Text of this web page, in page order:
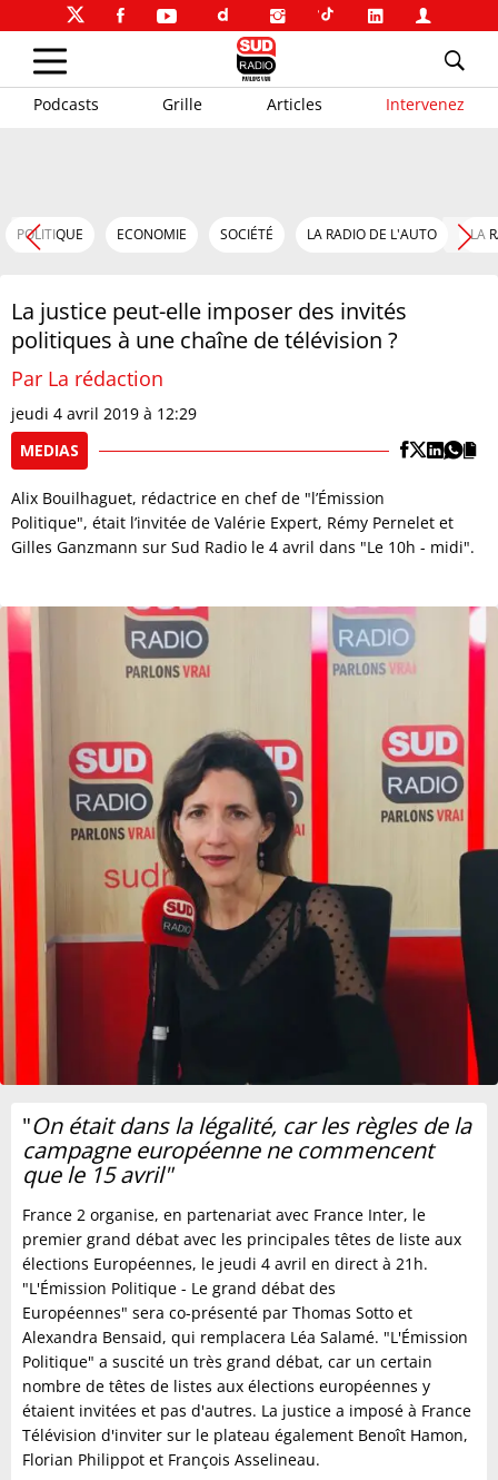
Podcasts Grille Articles Intervenez
POLITIQUE ECONOMIE SOCIÉTÉ LA RADIO DE L'AUTO LA
La justice peut-elle imposer des invités
politiques à une chaîne de télévision ?
Par La rédaction
jeudi 4 avril 2019 à 12:29
MEDIAS
Alix Bouilhaguet, rédactrice en chef de "l’Émission
Politique", était l’invitée de Valérie Expert, Rémy Pernelet et
Gilles Ganzmann sur Sud Radio le 4 avril dans "Le 10h - midi".
"On était dans la légalité, car les règles de la
campagne européenne ne commencent
que le 15 avril"
France 2 organise, en partenariat avec France Inter, le
premier grand débat avec les principales têtes de liste aux
élections Européennes, le jeudi 4 avril en direct à 21h.
"L'Émission Politique - Le grand débat des
Européennes" sera co-présenté par Thomas Sotto et
Alexandra Bensaid, qui remplacera Léa Salamé. "L'Émission
Politique" a suscité un très grand débat, car un certain
nombre de têtes de listes aux élections européennes y
étaient invitées et pas d'autres. La justice a imposé à France
Télévision d'inviter sur le plateau également Benoît Hamon,
Florian Philippot et François Asselineau.